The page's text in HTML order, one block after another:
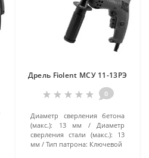
Дрель Fiolent МСУ 11-13РЭ
0
Диаметр сверления бетона
(макс.):
13 мм
Диаметр
сверления стали (макс.):
13
мм
Тип патрона: Ключевой